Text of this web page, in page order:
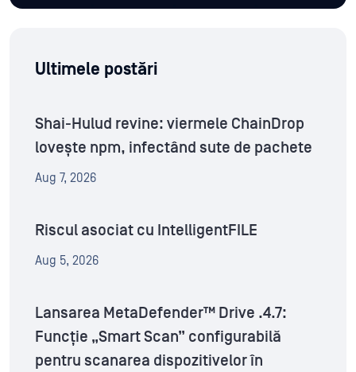
Ultimele postări
Shai-Hulud revine: viermele ChainDrop
lovește npm, infectând sute de pachete
Aug 7, 2026
Riscul asociat cu IntelligentFILE
Aug 5, 2026
Lansarea MetaDefender™ Drive .4.7:
Funcție „Smart Scan” configurabilă
pentru scanarea dispozitivelor în